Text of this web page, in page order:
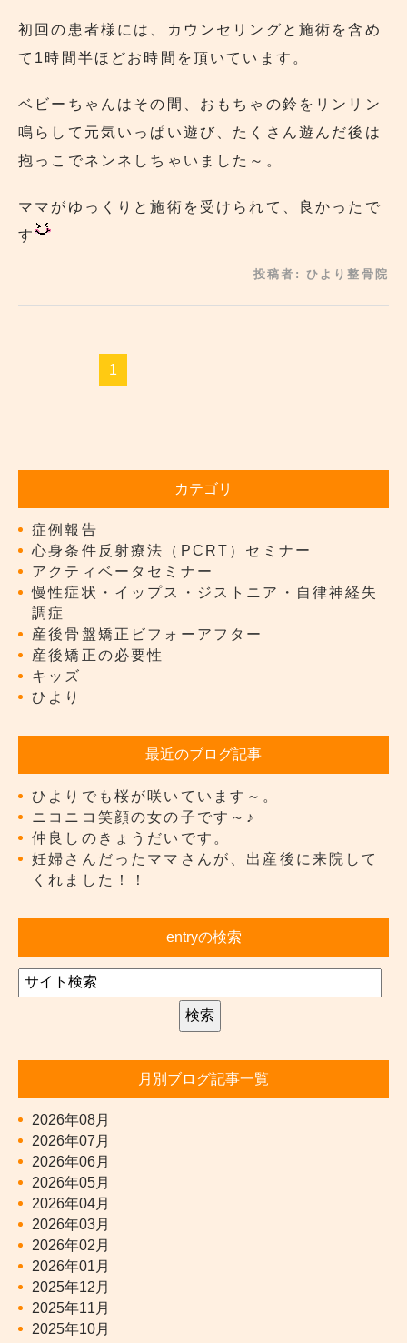
初回の患者様には、カウンセリングと施術を含め
て1時間半ほどお時間を頂いています。
ベビーちゃんはその間、おもちゃの鈴をリンリン
鳴らして元気いっぱい遊び、たくさん遊んだ後は
抱っこでネンネしちゃいました～。
ママがゆっくりと施術を受けられて、良かったで
す
投稿者: ひより整骨院
1
カテゴリ
症例報告
心身条件反射療法（PCRT）セミナー
アクティベータセミナー
慢性症状・イップス・ジストニア・自律神経失
調症
産後骨盤矯正ビフォーアフター
産後矯正の必要性
キッズ
ひより
最近のブログ記事
ひよりでも桜が咲いています～。
ニコニコ笑顔の女の子です～♪
仲良しのきょうだいです。
妊婦さんだったママさんが、出産後に来院して
くれました！！
entryの検索
月別ブログ記事一覧
2026年08月
2026年07月
2026年06月
2026年05月
2026年04月
2026年03月
2026年02月
2026年01月
2025年12月
2025年11月
2025年10月